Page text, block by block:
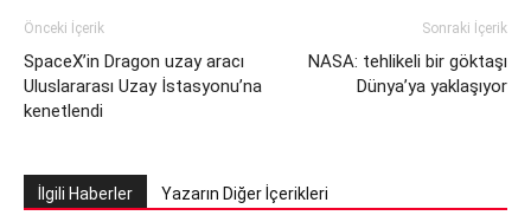
Önceki İçerik
SpaceX’in Dragon uzay aracı
Uluslararası Uzay İstasyonu’na
kenetlendi
Sonraki İçerik
NASA: tehlikeli bir göktaşı
Dünya’ya yaklaşıyor
İlgili Haberler Yazarın Diğer İçerikleri